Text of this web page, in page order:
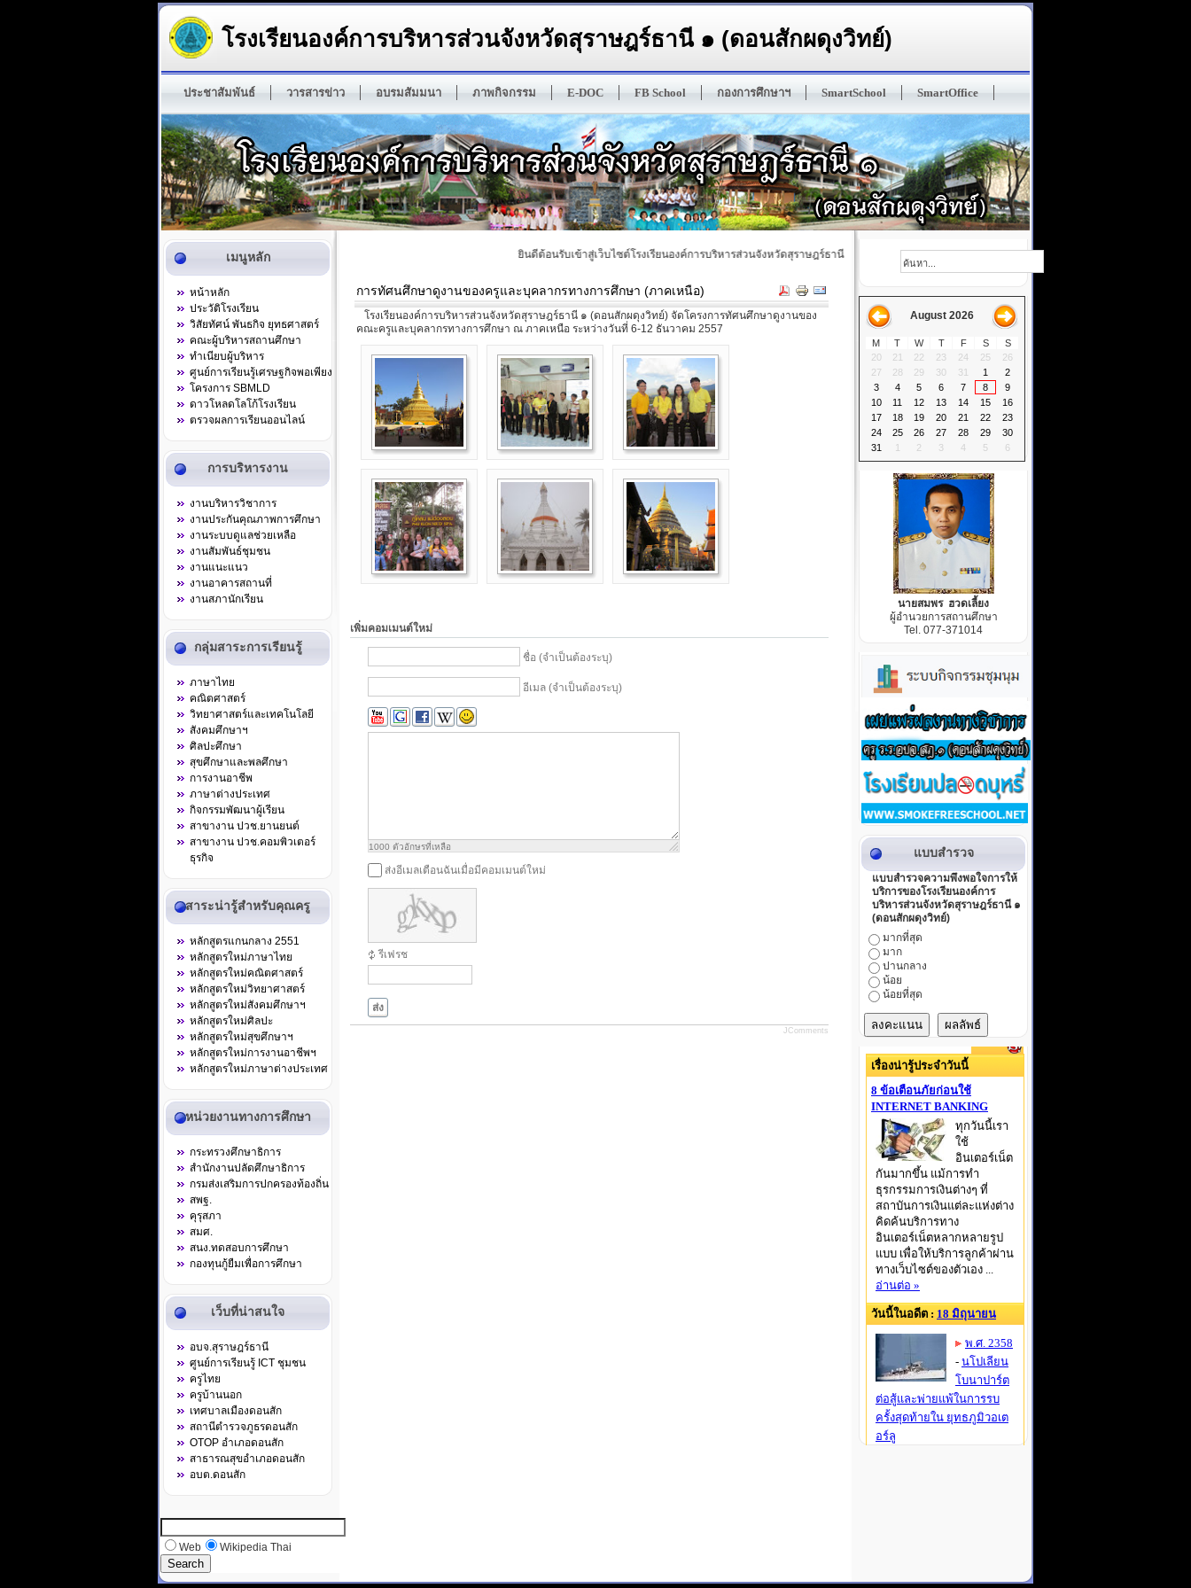
โรงเรียนองค์การบริหารส่วนจังหวัดสุราษฎร์ธานี ๑ (ดอนสักผดุงวิทย์)
ประชาสัมพันธ์ วารสารข่าว อบรมสัมมนา ภาพกิจกรรม E-DOC FB School กองการศึกษาฯ SmartSchool SmartOffice
เมนูหลัก
หน้าหลัก
ประวัติโรงเรียน
วิสัยทัศน์ พันธกิจ ยุทธศาสตร์
คณะผู้บริหารสถานศึกษา
ทำเนียบผู้บริหาร
ศูนย์การเรียนรู้เศรษฐกิจพอเพียง
โครงการ SBMLD
ดาวโหลดโลโก้โรงเรียน
ตรวจผลการเรียนออนไลน์
การบริหารงาน
งานบริหารวิชาการ
งานประกันคุณภาพการศึกษา
งานระบบดูแลช่วยเหลือ
งานสัมพันธ์ชุมชน
งานแนะแนว
งานอาคารสถานที่
งานสภานักเรียน
กลุ่มสาระการเรียนรู้
ภาษาไทย
คณิตศาสตร์
วิทยาศาสตร์และเทคโนโลยี
สังคมศึกษาฯ
ศิลปะศึกษา
สุขศึกษาและพลศึกษา
การงานอาชีพ
ภาษาต่างประเทศ
กิจกรรมพัฒนาผู้เรียน
สาขางาน ปวช.ยานยนต์
สาขางาน ปวช.คอมพิวเตอร์
ธุรกิจ
สาระน่ารู้สำหรับคุณครู
หลักสูตรแกนกลาง 2551
หลักสูตรใหม่ภาษาไทย
หลักสูตรใหม่คณิตศาสตร์
หลักสูตรใหม่วิทยาศาสตร์
หลักสูตรใหม่สังคมศึกษาฯ
หลักสูตรใหม่ศิลปะ
หลักสูตรใหม่สุขศึกษาฯ
หลักสูตรใหม่การงานอาชีพฯ
หลักสูตรใหม่ภาษาต่างประเทศ
หน่วยงานทางการศึกษา
กระทรวงศึกษาธิการ
สำนักงานปลัดศึกษาธิการ
กรมส่งเสริมการปกครองท้องถิ่น
สพฐ.
คุรุสภา
สมศ.
สนง.ทดสอบการศึกษา
กองทุนกู้ยืมเพื่อการศึกษา
เว็บที่น่าสนใจ
อบจ.สุราษฎร์ธานี
ศูนย์การเรียนรู้ ICT ชุมชน
ครูไทย
ครูบ้านนอก
เทศบาลเมืองดอนสัก
สถานีตำรวจภูธรดอนสัก
OTOP อำเภอดอนสัก
สาธารณสุขอำเภอดอนสัก
อบต.ดอนสัก
Web Wikipedia Thai
ยินดีต้อนรับเข้าสู่เว็บไซต์โรงเรียนองค์การบริหารส่วนจังหวัดสุราษฎร์ธานี ๑ (ดอนสักผดุงวิทย์) ปรัญชา : ทนฺโต เสฎโฐ มนุสเสสุ ในมวลหมู่มนุษย์ ผู้ฝึกตน
การทัศนศึกษาดูงานของครูและบุคลากรทางการศึกษา (ภาคเหนือ)
โรงเรียนองค์การบริหารส่วนจังหวัดสุราษฎร์ธานี ๑ (ดอนสักผดุงวิทย์) จัดโครงการทัศนศึกษาดูงานของ
คณะครูและบุคลากรทางการศึกษา ณ ภาคเหนือ ระหว่างวันที่ 6-12 ธันวาคม 2557
เพิ่มคอมเมนต์ใหม่
ชื่อ (จำเป็นต้องระบุ)
อีเมล (จำเป็นต้องระบุ)
1000 ตัวอักษรที่เหลือ
ส่งอีเมลเตือนฉันเมื่อมีคอมเมนต์ใหม่
รีเฟรช
ส่ง
JComments
August 2026
M T W T F S
S
20
21 22 23 24 25
26
27
28 29 30 31 1
2
3
4 5 6 7 8
9
10
11 12 13 14 15
16
17
18 19 20 21 22
23
24
25 26 27 28 29
30
31
1 2 3 4 5 6
นายสมพร ฮวดเลี้ยง
ผู้อำนวยการสถานศึกษา
Tel. 077-371014
แบบสำรวจ
แบบสำรวจความพึงพอใจการให้
บริการของโรงเรียนองค์การ
บริหารส่วนจังหวัดสุราษฎร์ธานี ๑
(ดอนสักผดุงวิทย์)
มากที่สุด
มาก
ปานกลาง
น้อย
น้อยที่สุด